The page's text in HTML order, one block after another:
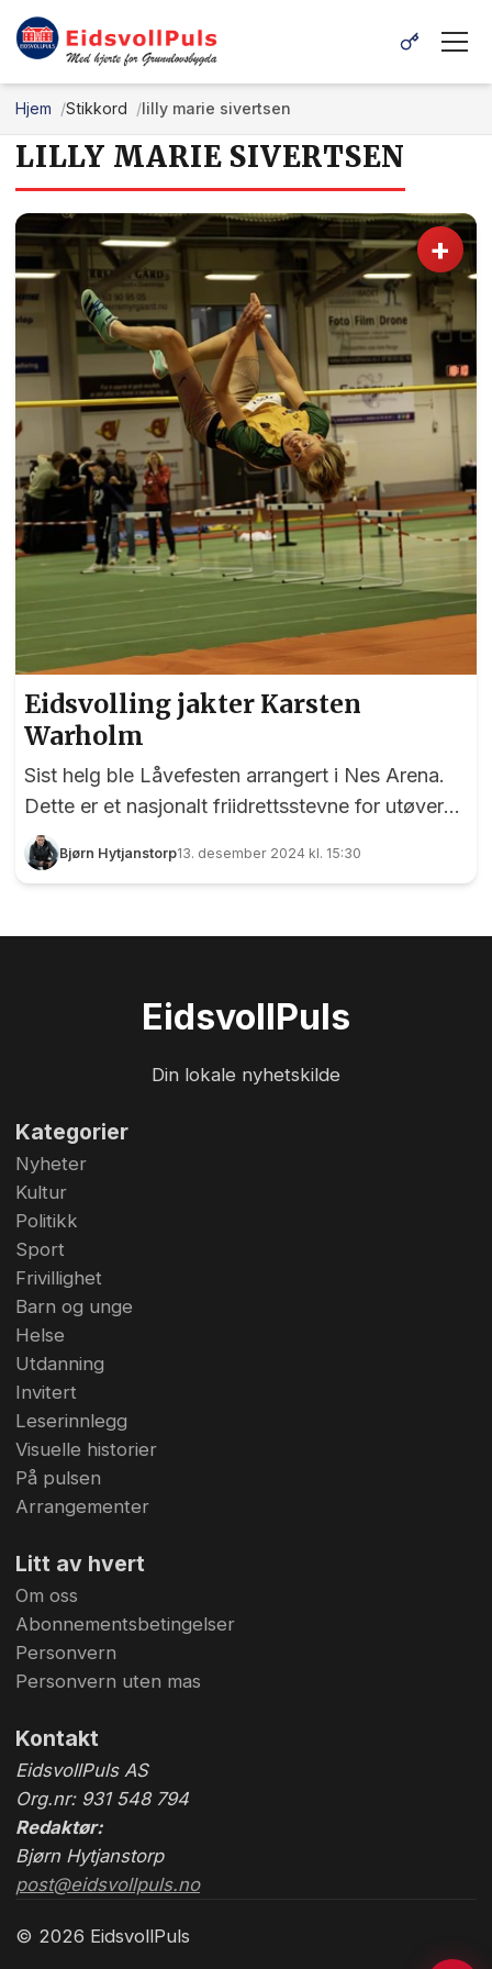
Hjem Stikkord lilly marie sivertsen
LILLY MARIE SIVERTSEN
+
Eidsvolling jakter Karsten
Warholm
Sist helg ble Låvefesten arrangert i Nes Arena.
Dette er et nasjonalt friidrettsstevne for utøvere
fra seks år og oppover, og arrangeres av
Ull/Kisa Friidrett og Hvam IL Friidrett.
gamle Even Ragnhildsløkken er å komme over to
Bjørn Hytjanstorp13. desember 2024 kl. 15:30
EidsvollPuls
Din lokale nyhetskilde
Kategorier
Nyheter
Kultur
Politikk
Sport
Frivillighet
Barn og unge
Helse
Utdanning
Invitert
Leserinnlegg
Visuelle historier
På pulsen
Arrangementer
Litt av hvert
Om oss
Abonnementsbetingelser
Personvern
Personvern uten mas
Kontakt
EidsvollPuls AS
Org.nr: 931 548 794
Redaktør:
Bjørn Hytjanstorp
post@eidsvollpuls.no
© 2026 EidsvollPuls